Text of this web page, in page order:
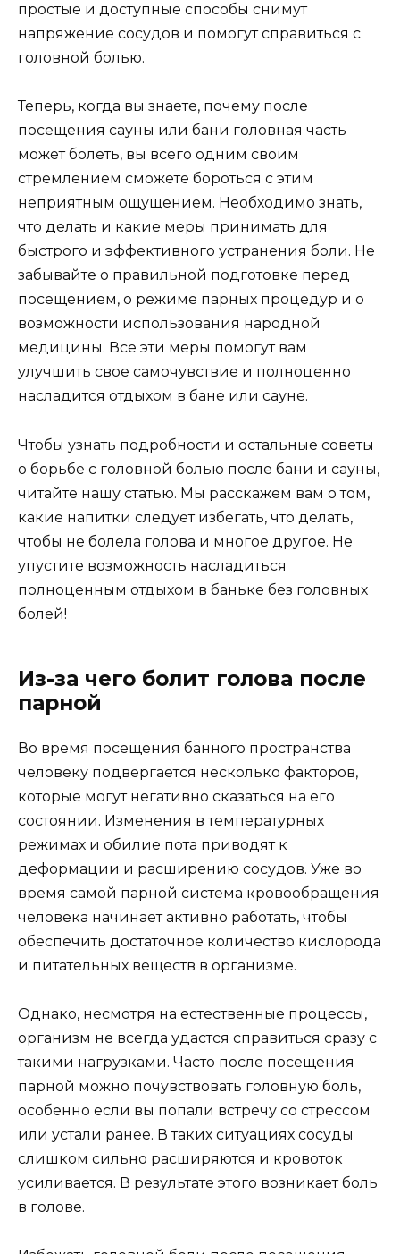
простые и доступные способы снимут
напряжение сосудов и помогут справиться с
головной болью.
Теперь, когда вы знаете, почему после
посещения сауны или бани головная часть
может болеть, вы всего одним своим
стремлением сможете бороться с этим
неприятным ощущением. Необходимо знать,
что делать и какие меры принимать для
быстрого и эффективного устранения боли. Не
забывайте о правильной подготовке перед
посещением, о режиме парных процедур и о
возможности использования народной
медицины. Все эти меры помогут вам
улучшить свое самочувствие и полноценно
насладится отдыхом в бане или сауне.
Чтобы узнать подробности и остальные советы
о борьбе с головной болью после бани и сауны,
читайте нашу статью. Мы расскажем вам о том,
какие напитки следует избегать, что делать,
чтобы не болела голова и многое другое. Не
упустите возможность насладиться
полноценным отдыхом в баньке без головных
болей!
Из-за чего болит голова после
парной
Во время посещения банного пространства
человеку подвергается несколько факторов,
которые могут негативно сказаться на его
состоянии. Изменения в температурных
режимах и обилие пота приводят к
деформации и расширению сосудов. Уже во
время самой парной система кровообращения
человека начинает активно работать, чтобы
обеспечить достаточное количество кислорода
и питательных веществ в организме.
Однако, несмотря на естественные процессы,
организм не всегда удастся справиться сразу с
такими нагрузками. Часто после посещения
парной можно почувствовать головную боль,
особенно если вы попали встречу со стрессом
или устали ранее. В таких ситуациях сосуды
слишком сильно расширяются и кровоток
усиливается. В результате этого возникает боль
в голове.